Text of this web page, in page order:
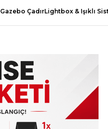
Gazebo ÇadırLightbox & Işıklı